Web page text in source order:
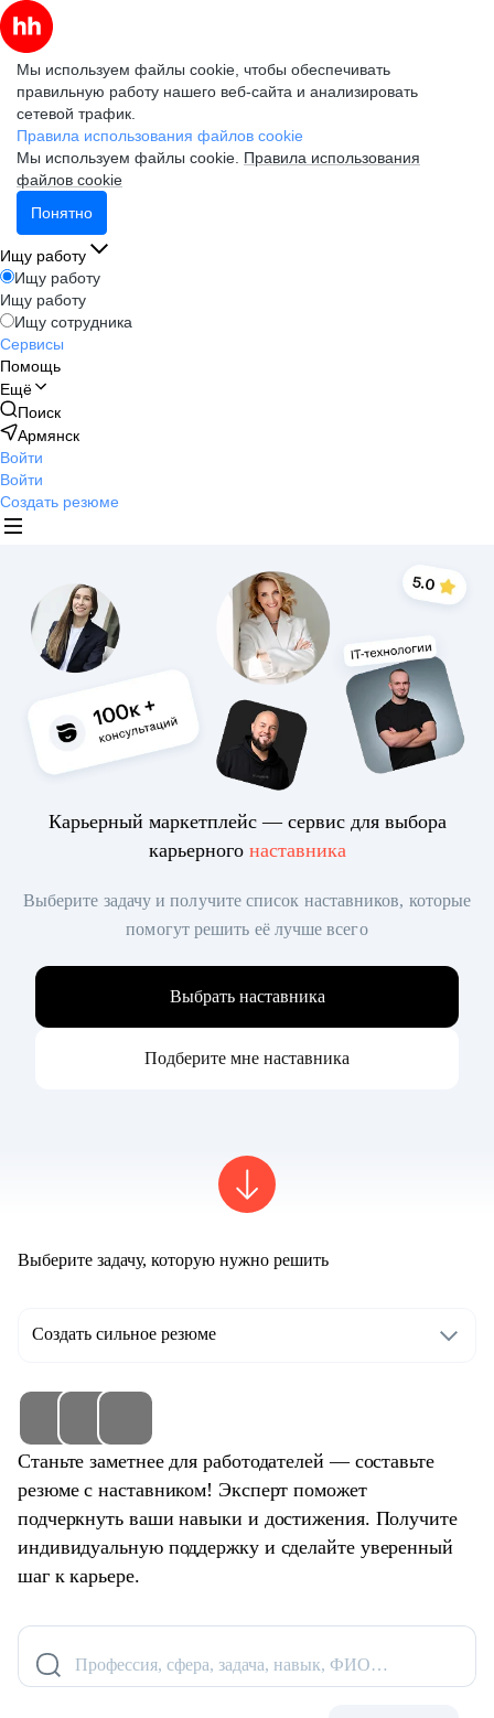
Мы используем файлы cookie, чтобы обеспечивать
правильную работу нашего веб-сайта и анализировать
сетевой трафик.
Правила использования файлов cookie
Мы используем файлы cookie. Правила использования
файлов cookie
Понятно
Ищу работу
Ищу работу
Ищу работу
Ищу сотрудника
Сервисы
Помощь
Ещё
Поиск
Армянск
Войти
Войти
Создать резюме
Карьерный маркетплейс — сервис для выбора
карьерного наставника
Выберите задачу и получите список наставников, которые
помогут решить её лучше всего
Выбрать наставника
Подберите мне наставника
Выберите задачу, которую нужно решить
Создать сильное резюме
Станьте заметнее для работодателей — составьте
резюме с наставником! Эксперт поможет
подчеркнуть ваши навыки и достижения. Получите
индивидуальную поддержку и сделайте уверенный
шаг к карьере.
Профессия, сфера, задача, навык, ФИО…